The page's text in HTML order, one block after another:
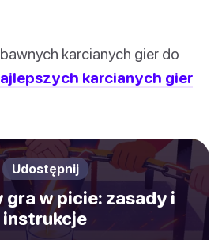
karcianych gier do
karcianych gier
Udostępnij
w picie: zasady i
instrukcje